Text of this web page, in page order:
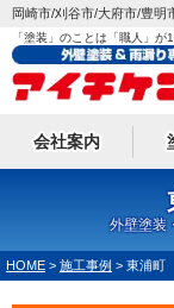
岡崎市/刈谷市/大府市/豊明
「塗装」のことは「職人」が
会社案内
外壁塗装
HOME > 施工事例 > 東浦町